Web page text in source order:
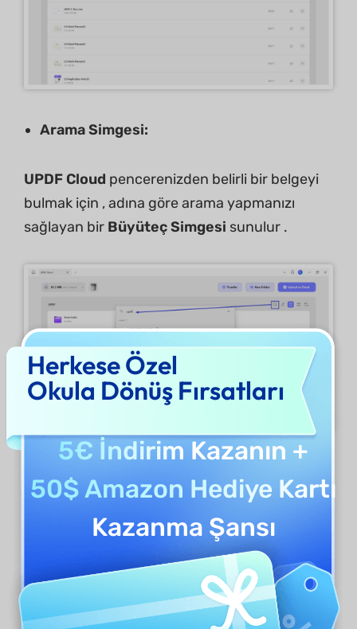
Arama Simgesi:
UPDF Cloud pencerenizden belirli bir belgeyi
bulmak için , adına göre arama yapmanızı
sağlayan bir Büyüteç Simgesi sunulur .
Dosyaları Yeniden Adlandır
Belirli bir dosyanın adını değiştirmek
üç nokta
" simgesini
seçin ve açılan menüden "
Yeniden Adlandır "ı
seçin.
Herkese Özel
Okula Dönüş Fırsatları
5€ İndirim Kazanın +
50$ Amazon Hediye Kartı
Kazanma Şansı